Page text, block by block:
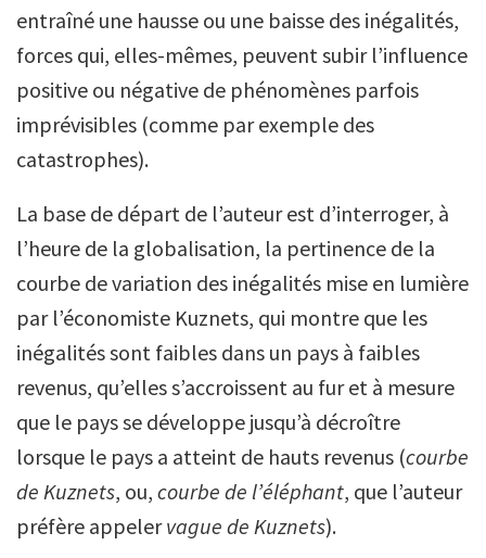
entraîné une hausse ou une baisse des inégalités,
forces qui, elles-mêmes, peuvent subir l’influence
positive ou négative de phénomènes parfois
imprévisibles (comme par exemple des
catastrophes).
La base de départ de l’auteur est d’interroger, à
l’heure de la globalisation, la pertinence de la
courbe de variation des inégalités mise en lumière
par l’économiste Kuznets, qui montre que les
inégalités sont faibles dans un pays à faibles
revenus, qu’elles s’accroissent au fur et à mesure
que le pays se développe jusqu’à décroître
lorsque le pays a atteint de hauts revenus (courbe
de Kuznets, ou, courbe de l’éléphant, que l’auteur
préfère appelervague de Kuznets).